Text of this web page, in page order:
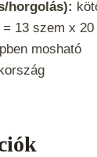
horgolás):
= 13 szem x
mosható